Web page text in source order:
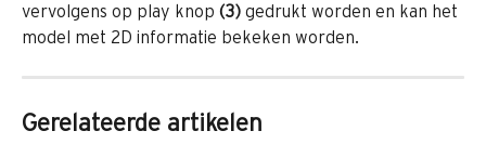
vervolgens op play knop (3) gedrukt worden en kan het
model met 2D informatie bekeken worden.
Gerelateerde artikelen